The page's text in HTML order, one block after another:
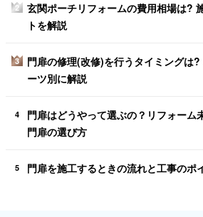
2
玄関ポーチリフォームの費用相場は?
トを解説
3
門扉の修理(改修)を行うタイミングは
ーツ別に解説
4
門扉はどうやって選ぶの？リフォーム
門扉の選び方
5 門扉を施工するときの流れと工事のポ